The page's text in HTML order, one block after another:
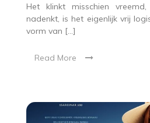
Het klinkt misschien
nadenkt, is het eigenlijk vrij
vorm van […]
Read More